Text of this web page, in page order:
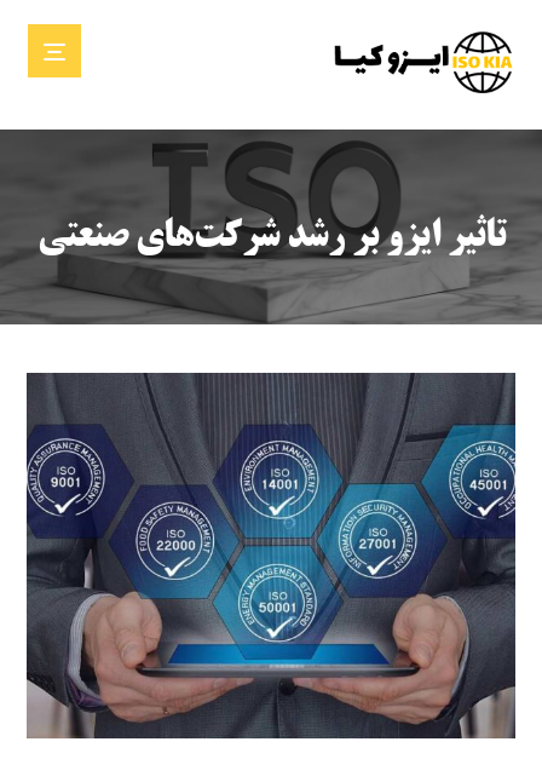
تاثیر ایزو بر رشد شرکت‌های صنعتی